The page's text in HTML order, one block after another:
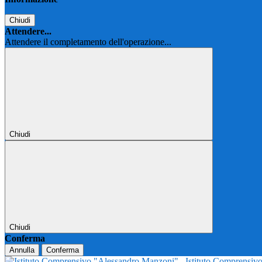
Chiudi
Attendere...
Attendere il completamento dell'operazione...
Chiudi
Chiudi
Conferma
Annulla Conferma